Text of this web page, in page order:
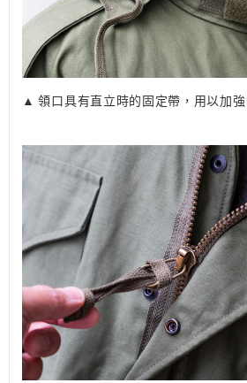
▲ 領口具有直立時的固定帶，用以加強